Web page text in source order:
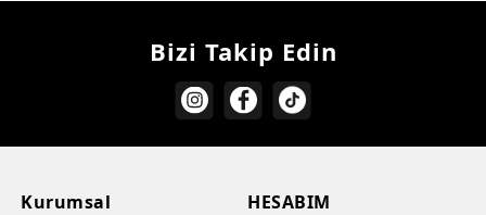
Bizi Takip Edin
Kurumsal HESABIM